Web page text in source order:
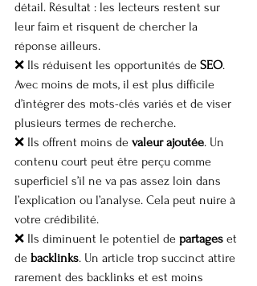
détail. Résultat : les lecteurs restent sur
leur faim et risquent de chercher la
réponse ailleurs.
❌ Ils réduisent les opportunités de SEO.
Avec moins de mots, il est plus difficile
d’intégrer des mots-clés variés et de viser
plusieurs termes de recherche.
❌ Ils offrent moins de valeur ajoutée. Un
contenu court peut être perçu comme
superficiel s’il ne va pas assez loin dans
l’explication ou l’analyse. Cela peut nuire à
votre crédibilité.
❌ Ils diminuent le potentiel de partages et
de backlinks. Un article trop succinct attire
rarement des backlinks et est moins